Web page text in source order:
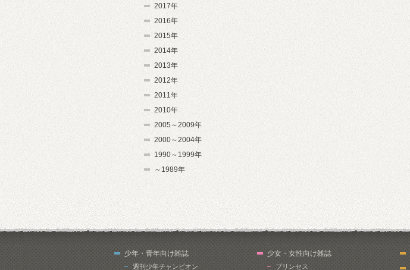
2017年
2016年
2015年
2014年
2013年
2012年
2011年
2010年
2005～2009年
2000～2004年
1990～1999年
～1989年
少年・青年向け雑誌
週刊少年チャンピオン
少女・女性向け雑誌
プリンセス